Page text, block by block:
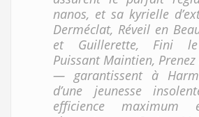
nanos, et sa kyrielle
Derméclat, Réveil en
et Guillerette, Fini le
Puissant Maintien,
— garantissent à
d’une jeunesse
efficience maximum